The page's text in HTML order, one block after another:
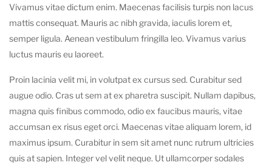
Vivamus vitae dictum enim. Maecenas facilisis turpis non lacus
mattis consequat. Mauris ac nibh gravida, iaculis lorem et,
semper ligula. Aenean vestibulum fringilla leo. Vivamus varius
luctus mauris eu laoreet.
Proin lacinia velit mi, in volutpat ex cursus sed. Curabitur sed
augue odio. Cras ut sem at ex pharetra suscipit. Nullam dapibus,
magna quis finibus commodo, odio ex faucibus mauris, vitae
accumsan ex risus eget orci. Maecenas vitae aliquam lorem, id
maximus ipsum. Curabitur in sem sit amet nunc rutrum ultricies
quis at sapien. Integer vel velit neque. Ut ullamcorper sodales